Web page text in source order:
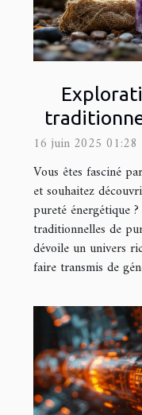
de
16 juin 2025 01:28
Vous êtes fasciné
et souhaitez
pureté énergétique
traditionnelles de
dévoile un univers
faire transmis de